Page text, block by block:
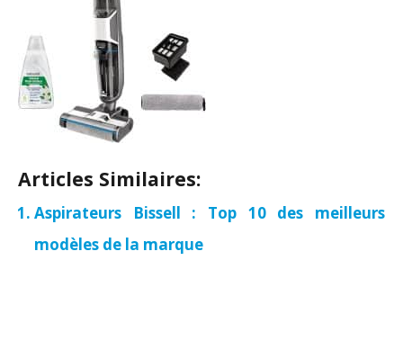
Articles Similaires:
Aspirateurs Bissell : Top 10 des meilleurs
modèles de la marque